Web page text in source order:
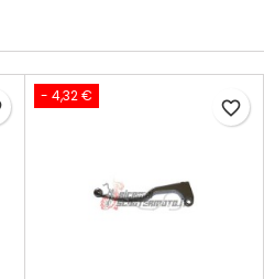
- 4,32 €
favorite_border